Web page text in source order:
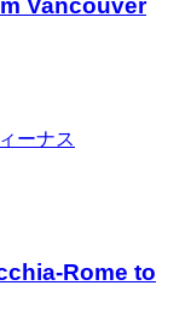
Vancouver
ーナス
Rome to